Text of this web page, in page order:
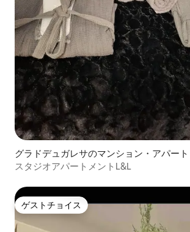
グラドデュガレサのマンション・アパート
スタジオアパートメントL&L
ゲストチョイス
ゲストチョイス